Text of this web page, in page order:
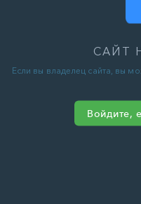
САЙТ
Если вы владелец сайта, вы
Войдите,